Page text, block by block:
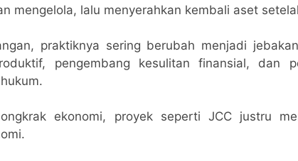
mengelola, lalu menyerahkan kembali aset
praktiknya sering berubah menjadi
pengembang kesulitan finansial, dan
ekonomi, proyek seperti JCC justru